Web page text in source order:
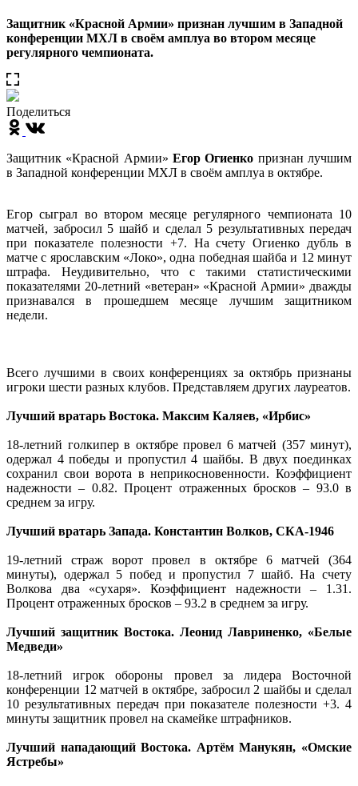
Защитник «Красной Армии» признан лучшим в Западной
конференции МХЛ в своём амплуа во втором месяце
регулярного чемпионата.
Поделиться
Защитник «Красной Армии» Егор Огиенко признан лучшим
в Западной конференции МХЛ в своём амплуа в октябре.
Егор сыграл во втором месяце регулярного чемпионата 10
матчей, забросил 5 шайб и сделал 5 результативных передач
при показателе полезности +7. На счету Огиенко дубль в
матче с ярославским «Локо», одна победная шайба и 12 минут
штрафа. Неудивительно, что с такими статистическими
показателями 20-летний «ветеран» «Красной Армии» дважды
признавался в прошедшем месяце лучшим защитником
недели.
Всего лучшими в своих конференциях за октябрь признаны
игроки шести разных клубов. Представляем других лауреатов.
Лучший вратарь Востока. Максим Каляев, «Ирбис»
18-летний голкипер в октябре провел 6 матчей (357 минут),
одержал 4 победы и пропустил 4 шайбы. В двух поединках
сохранил свои ворота в неприкосновенности. Коэффициент
надежности – 0.82. Процент отраженных бросков – 93.0 в
среднем за игру.
Лучший вратарь Запада. Константин Волков, СКА-1946
19-летний страж ворот провел в октябре 6 матчей (364
минуты), одержал 5 побед и пропустил 7 шайб. На счету
Волкова два «сухаря». Коэффициент надежности – 1.31.
Процент отраженных бросков – 93.2 в среднем за игру.
Лучший защитник Востока. Леонид Лавриненко, «Белые
Медведи»
18-летний игрок обороны провел за лидера Восточной
конференции 12 матчей в октябре, забросил 2 шайбы и сделал
10 результативных передач при показателе полезности +3. 4
минуты защитник провел на скамейке штрафников.
Лучший нападающий Востока. Артём Манукян, «Омские
Ястребы»